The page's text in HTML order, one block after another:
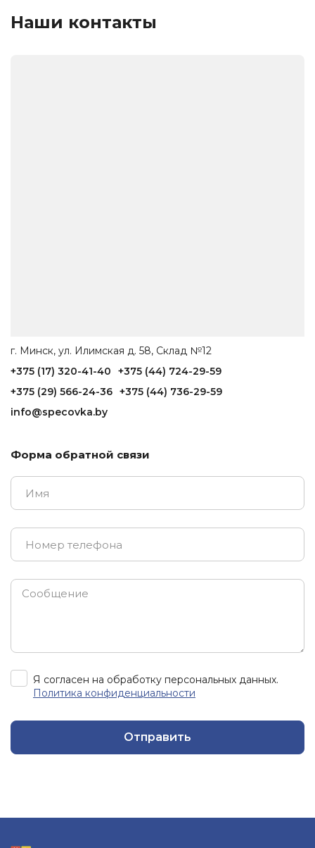
Наши контакты
Форма обратной связи
Я согласен на обработку персональных данных.
Политика конфиденциальности
Отправить
г. Минск, ул. Илимская д. 58, Склад №12
+375 (17) 320-41-40
+375 (44) 724-29-59
+375 (29) 566-24-36 +375 (44) 736-29-59
info@specovka.by